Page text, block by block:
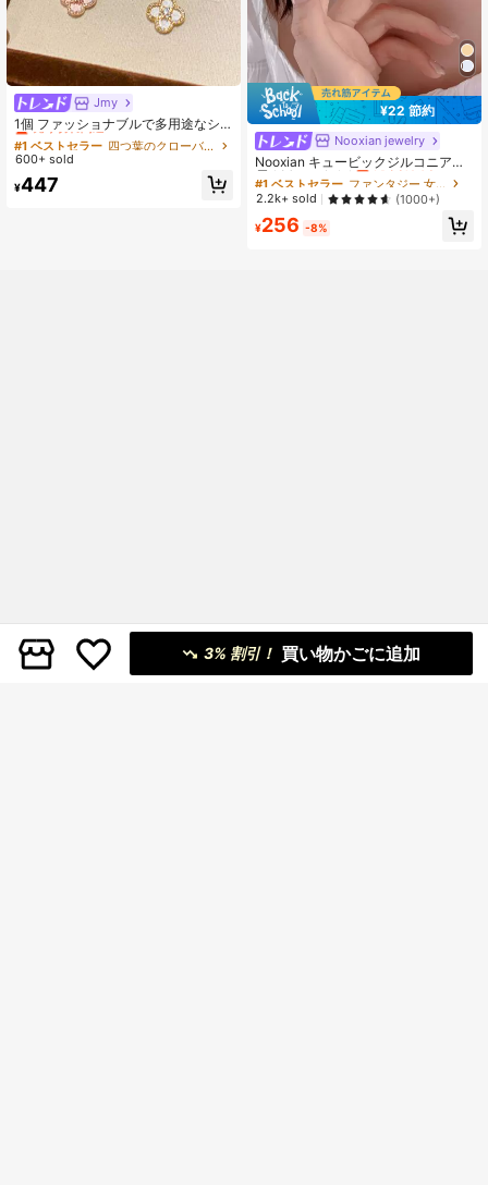
Jmy
1個 ファッショナブルで多用途なシ
ェル菱形フラワーペンダントネック
レス、エレガントなキャバリーチェ
#1 ベストセラー
売り切れ間近！
#1 ベストセラー
売り切れ間近！
#1 ベストセラー
売り切れ間近！
#1 ベストセラー
四つ葉のクローバー 女性のネックレス
600+ sold
¥447
¥22 節約
Nooxian jewelry
Nooxian キュービックジルコニアの
リボンチャーム付きネックレス バレ
ンタイン、母の日、母の日のギフト
#1 ベストセラー
ファンタジー 女性のネックレス
高リピート率
売り切れ間近！
#1 ベストセラー
高リピート率
売り切れ間近！
#1 ベストセラー
高リピート率
売り切れ間近！
#1 ベストセラー
高リピート率
売り切れ間近！
2.2k+ sold (1000+)
¥256 -8%
3% 割引！ 買い物かごに追加